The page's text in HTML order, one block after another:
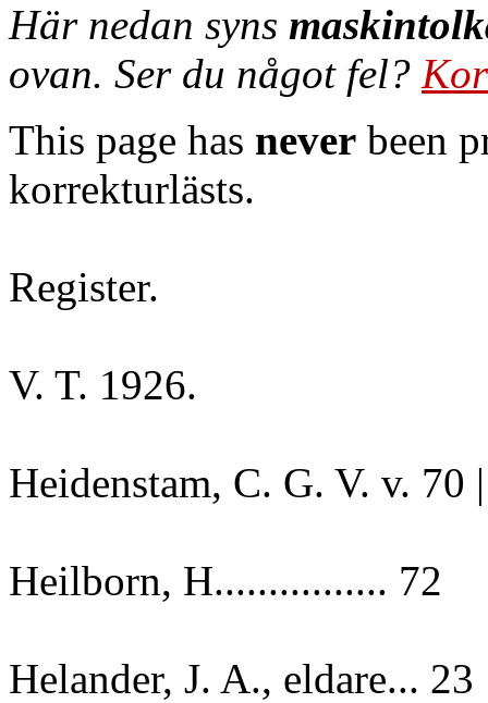
Här nedan syns
ovan. Ser du något fel?
This page has never been
korrekturlästs.
Register.
V. T. 1926.
Heidenstam, C. G. V. v. 70 |
Heilborn, H................ 72
Helander, J. A., eldare... 23